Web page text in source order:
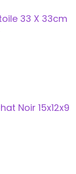
33 X 33cm
Noir 15x12x9